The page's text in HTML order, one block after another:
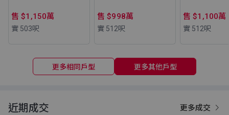
售 $1,150萬
實 503呎
售 $998萬
實 512呎
售 $1,100萬
實 512呎
更多相同戶型 更多其他戶型
近期成交 更多成交